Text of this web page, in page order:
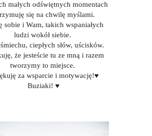
małych odświętnych momentach
się na chwilę myślami.
sobie i Wam, takich wspaniałych
ludzi wokół siebie.
ciepłych słów, uścisków.
że jesteście tu ze mną i razem
tworzymy to miejsce.
za wsparcie i motywację!♥
Buziaki! ♥